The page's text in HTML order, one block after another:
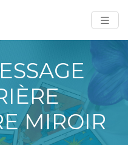
MIROIR